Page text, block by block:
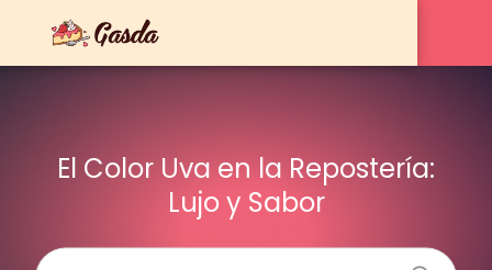
El Color Uva en la Repostería:
Lujo y Sabor